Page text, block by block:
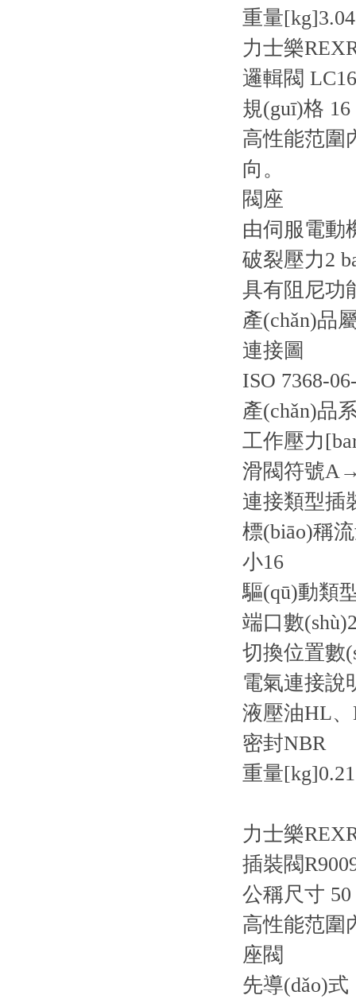
重量[kg]3.04
力士樂
邏輯閥
規(guī)格
高性能范圍
向。
閥座
由伺服電動
破裂壓力2
具有阻尼功
產(chǎn)品
連接圖
ISO 7368-
產(chǎn)品
工作壓力
滑閥符號
連接類型插
標(biāo)稱
小16
驅(qū)動類
端口數(shù)
切換位置數
電氣連接說
液壓油HL
密封NBR
重量[kg]0.21
力士樂
插裝閥
公稱尺寸
高性能范圍內
座閥
先導(dǎo)式